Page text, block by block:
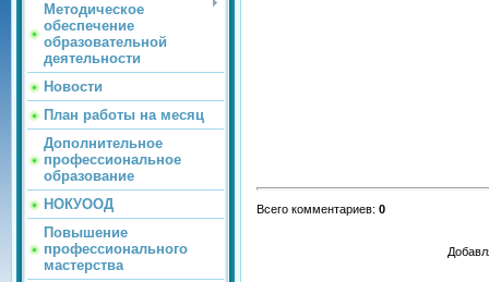
Методическое
обеспечение
образовательной
деятельности
Новости
План работы на месяц
Дополнительное
профессиональное
образование
НОКУООД
Повышение
профессионального
мастерства
Всего комментариев: 0